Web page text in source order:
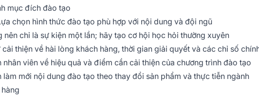
mục đích đào tạo
chọn hình thức đào tạo phù hợp với nội dung và đội ngũ
chỉ là sự kiện một lần; hãy tạo cơ hội học hỏi thường xuyên
thiện về hài lòng khách hàng, thời gian giải quyết và các chỉ số
nhân viên về hiệu quả và điểm cần cải thiện của chương trình đào tạo
làm mới nội dung đào tạo theo thay đổi sản phẩm và thực tiễn ngành